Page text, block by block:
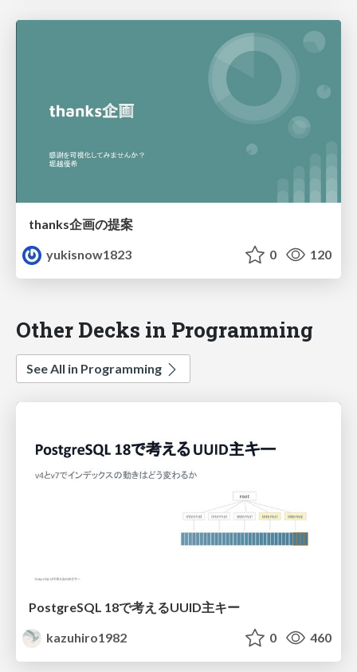
thanks企画の提案
yukisnow1823
0 120
Other Decks in Programming
See All in Programming
PostgreSQL 18で考えるUUID主キー
kazuhiro1982
0 460